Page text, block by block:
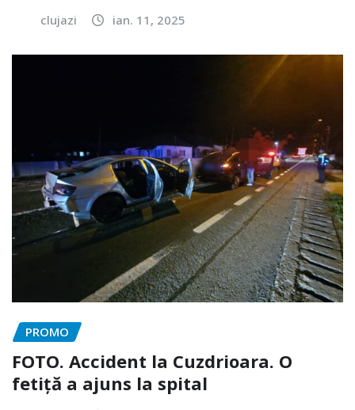
clujazi ian. 11, 2025
PROMO
FOTO. Accident la Cuzdrioara. O
fetiță a ajuns la spital